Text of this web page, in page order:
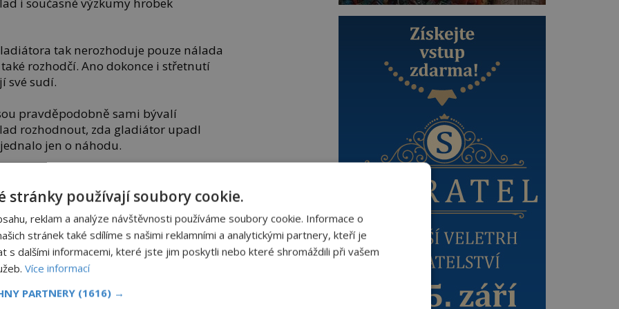
tak nerozhoduje pouze nálada
rozhodčí. Ano dokonce i střetnutí
své sudí.
pravděpodobně sami bývalí
rozhodnout, zda gladiátor upadl
jen o náhodu.
život ponechán vůli davu, nebo
mu však bylo povoleno se zvednou a
o tom například nápis na náhrobku
ubohý. Po zlomení soupeře Demetriose
zrada Summa rudis zabila mne,
stránky používají soubory cookie.
reklam a analýze návštěvnosti používáme soubory cookie. Informace o
stránek také sdílíme s našimi reklamními a analytickými partnery, kteří je
s dalšími informacemi, které jste jim poskytli nebo které shromáždili při vašem
Více informací
PARTNERY (1616) →